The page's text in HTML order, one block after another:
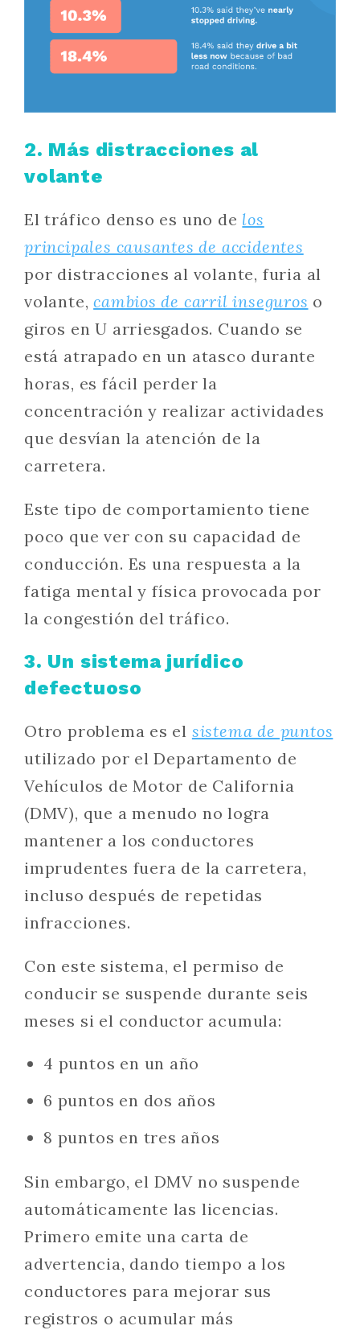
2. Más distracciones al
volante
El tráfico denso es uno de los
principales causantes de accidentes
por distracciones al volante, furia al
volante,cambios de carril inseguros o
giros en U arriesgados. Cuando se
está atrapado en un atasco durante
horas, es fácil perder la
concentración y realizar actividades
que desvían la atención de la
carretera.
Este tipo de comportamiento tiene
poco que ver con su capacidad de
conducción. Es una respuesta a la
fatiga mental y física provocada por
la congestión del tráfico.
3. Un sistema jurídico
defectuoso
Otro problema es el sistema de puntos
utilizado por el Departamento de
Vehículos de Motor de California
(DMV), que a menudo no logra
mantener a los conductores
imprudentes fuera de la carretera,
incluso después de repetidas
infracciones.
Con este sistema, el permiso de
conducir se suspende durante seis
meses si el conductor acumula:
4 puntos en un año
6 puntos en dos años
8 puntos en tres años
Sin embargo, el DMV no suspende
automáticamente las licencias.
Primero emite una carta de
advertencia, dando tiempo a los
conductores para mejorar sus
registros o acumular más